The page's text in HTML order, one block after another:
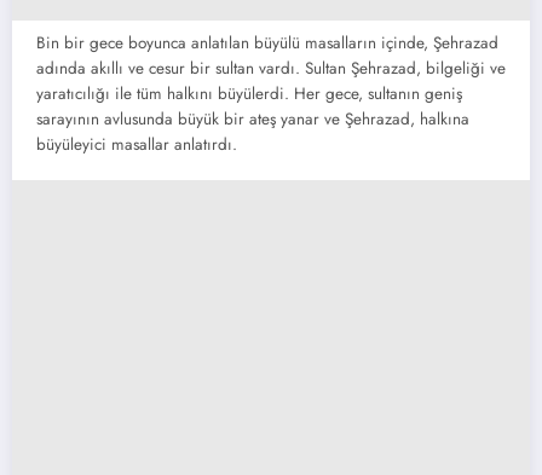
Bin bir gece boyunca anlatılan büyülü masalların içinde, Şehrazad
adında akıllı ve cesur bir sultan vardı. Sultan Şehrazad, bilgeliği ve
yaratıcılığı ile tüm halkını büyülerdi. Her gece, sultanın geniş
sarayının avlusunda büyük bir ateş yanar ve Şehrazad, halkına
büyüleyici masallar anlatırdı.